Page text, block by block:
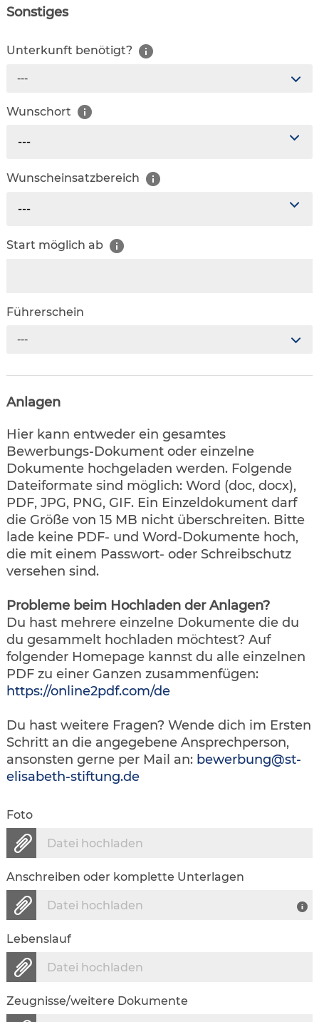
Sonstiges
Unterkunft benötigt?
---
Wunschort
---
Wunscheinsatzbereich
---
Start möglich ab
Führerschein
---
Anlagen
Hier kann entweder ein gesamtes
Bewerbungs-Dokument oder einzelne
Dokumente hochgeladen werden. Folgende
Dateiformate sind möglich: Word (doc, docx),
PDF, JPG, PNG, GIF. Ein Einzeldokument darf
die Größe von 15 MB nicht überschreiten. Bitte
lade keine PDF- und Word-Dokumente hoch,
die mit einem Passwort- oder Schreibschutz
versehen sind.
Probleme beim Hochladen der Anlagen?
Du hast mehrere einzelne Dokumente die du
du gesammelt hochladen möchtest? Auf
folgender Homepage kannst du alle einzelnen
PDF zu einer Ganzen zusammenfügen:
https://online2pdf.com/de
Du hast weitere Fragen? Wende dich im Ersten
Schritt an die angegebene Ansprechperson,
ansonsten gerne per Mail an: bewerbung@st-
elisabeth-stiftung.de
Foto
Datei hochladen
Anschreiben oder komplette Unterlagen
Datei hochladen
Lebenslauf
Datei hochladen
Zeugnisse/weitere Dokumente